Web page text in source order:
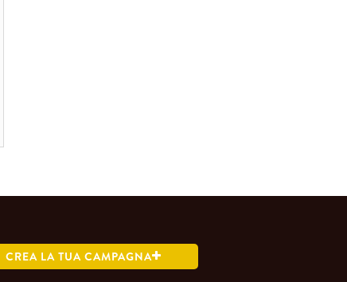
CREA LA TUA CAMPAGNA